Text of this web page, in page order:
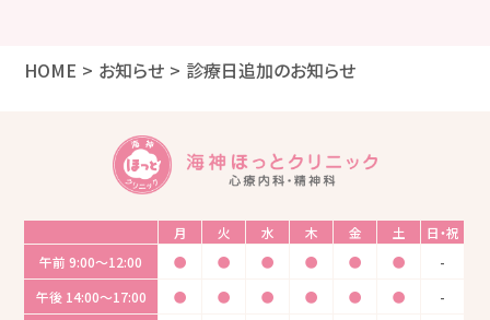
HOME お知らせ 診療日追加のお知らせ
月 火 水 木 金 土
日・祝
午前 9:00〜12:00 ● ● ● ● ● ●
-
午後 14:00〜17:00 ● ● ● ● ● ●
-